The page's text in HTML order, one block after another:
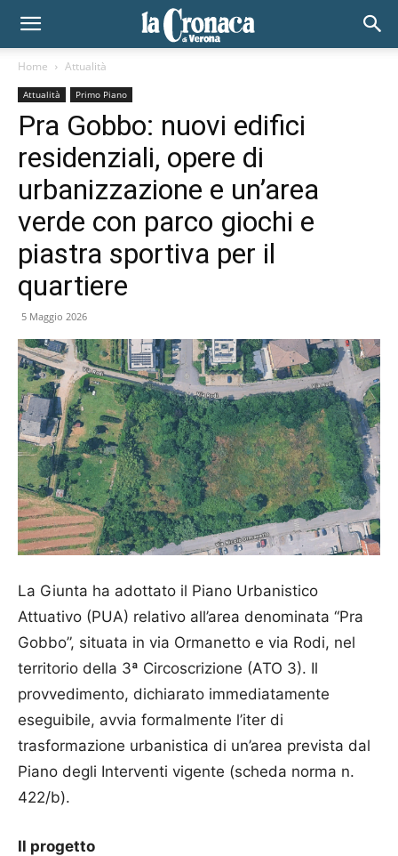
Home Attualità
Attualità Primo Piano
Pra Gobbo: nuovi edifici
residenziali, opere di
urbanizzazione e un’area
verde con parco giochi e
piastra sportiva per il
quartiere
5 Maggio 2026
La Giunta ha adottato il Piano Urbanistico
Attuativo (PUA) relativo all’area denominata “Pra
Gobbo”, situata in via Ormanetto e via Rodi, nel
territorio della 3ª Circoscrizione (ATO 3). Il
provvedimento, dichiarato immediatamente
eseguibile, avvia formalmente l’iter di
trasformazione urbanistica di un’area prevista dal
Piano degli Interventi vigente (scheda norma n.
422/b).
Il progetto